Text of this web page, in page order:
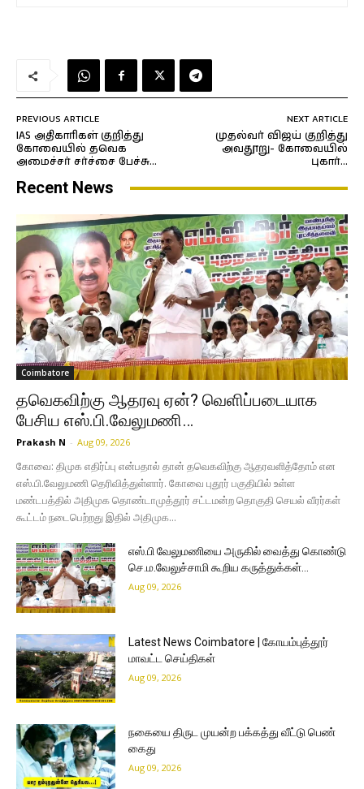
PREVIOUS ARTICLE
IAS அதிகாரிகள் குறித்து
கோவையில் தவெக
அமைச்சர் சர்ச்சை பேச்சு…
NEXT ARTICLE
முதல்வர் விஜய் குறித்து
அவதூறு- கோவையில்
புகார்…
Recent News
Coimbatore
தவெகவிற்கு ஆதரவு ஏன்? வெளிப்படையாக
பேசிய எஸ்.பி.வேலுமணி…
Prakash N - Aug 09, 2026
கோவை: திமுக எதிர்ப்பு என்பதால் தான் தவெகவிற்கு ஆதரவளித்தோம் என
எஸ்.பி.வேலுமணி தெரிவித்துள்ளார். கோவை புதூர் பகுதியில் உள்ள
மண்டபத்தில் அதிமுக தொண்டாமுத்தூர் சட்டமன்ற தொகுதி செயல் வீரர்கள்
கூட்டம் நடைபெற்றது இதில் அதிமுக...
எஸ்.பி வேலுமணியை அருகில் வைத்து கொண்டு
செ.ம.வேலுச்சாமி கூறிய கருத்துக்கள்…
Aug 09, 2026
Latest News Coimbatore | கோயம்புத்தூர்
மாவட்ட செய்திகள்
Aug 09, 2026
நகையை திருட முயன்ற பக்கத்து வீட்டு பெண்
கைது
Aug 09, 2026